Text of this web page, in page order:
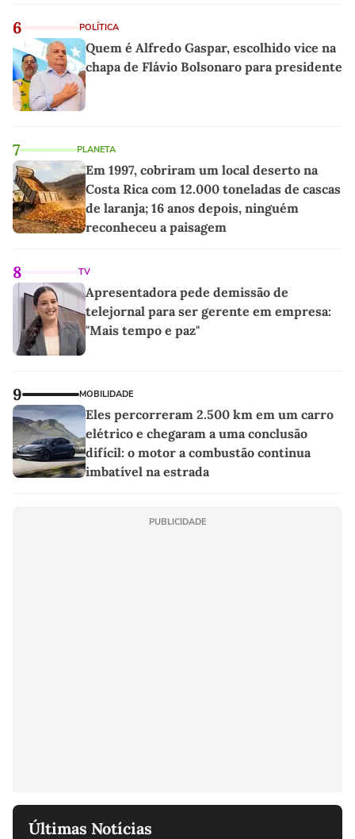
6 POLÍTICA
Quem é Alfredo Gaspar, escolhido vice na
chapa de Flávio Bolsonaro para presidente
7 PLANETA
Em 1997, cobriram um local deserto na
Costa Rica com 12.000 toneladas de cascas
de laranja; 16 anos depois, ninguém
reconheceu a paisagem
8 TV
Apresentadora pede demissão de
telejornal para ser gerente em empresa:
"Mais tempo e paz"
9 MOBILIDADE
Eles percorreram 2.500 km em um carro
elétrico e chegaram a uma conclusão
difícil: o motor a combustão continua
imbatível na estrada
PUBLICIDADE
Últimas Notícias